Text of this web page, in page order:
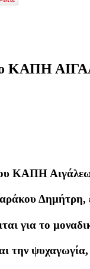
ΚΑΠΗ
ΚΑΠΗ Αιγάλεω
για το
την ψυχαγωγία,